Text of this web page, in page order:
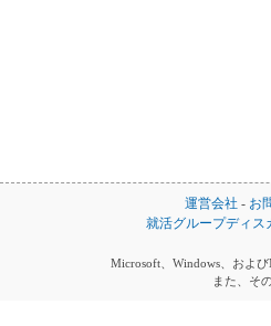
運営会社 - お
就活グループディス
Microsoft、Windows、およ
また、そ